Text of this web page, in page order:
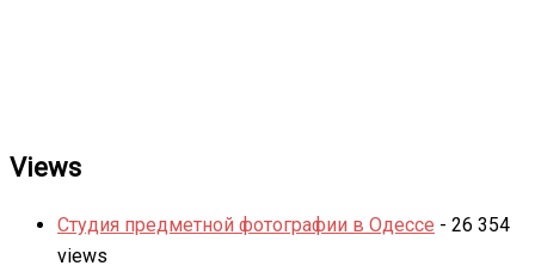
Views
Студия предметной фотографии в Одессе - 26 354
views